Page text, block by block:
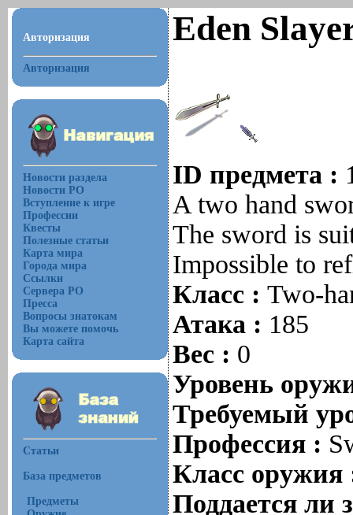
Авторизация
Авторизация
Новости раздела
Новости РО
Вступление к игре
Профессии
Квесты
Полезные статьи
Карта мира
Города мира
Ссылки
Сервера РО
Пресса
Вопросы знатокам
Вы можете помочь
Карта сайта
Статьи
База предметов
Предметы
Eden
ID предмета :
A two hand
The sword is
Impossible to
Класс :Two-
Атака : 185
Вес : 0
Уровень
Требуемый
Профессия :
Класс
Поддается ли